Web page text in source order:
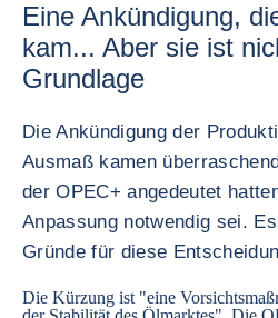
Eine Ankündigung,
kam... Aber sie ist
Grundlage
Die Ankündigung der
Ausmaß kamen
der OPEC+ angedeutet
Anpassung notwendig sei.
Gründe für diese
Die Kürzung ist "eine